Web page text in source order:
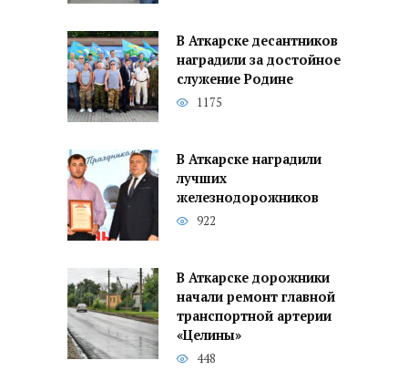
В Аткарске десантников
наградили за достойное
служение Родине
1175
В Аткарске наградили
лучших
железнодорожников
922
В Аткарске дорожники
начали ремонт главной
транспортной артерии
«Целины»
448